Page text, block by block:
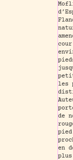
les
de
en